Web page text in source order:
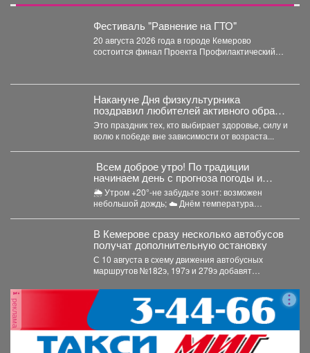
Фестиваль "Равнение на ГТО"
20 августа 2026 года в городе Кемерово
состоится финал Проекта Профилактический
Накануне Дня физкультурника
поздравил любителей активного образа
жизни!
Это праздник тех, кто выбирает здоровье, силу и
волю к победе вне зависимости от возраста...
Всем доброе утро! По традиции
начинаем день с прогноза погоды и
щепотки народной мудрости
🌦 Утром +20°-не забудьте зонт: возможен
небольшой дождь; ☁️ Днём температура
В Кемерове сразу несколько автобусов
получат дополнительную остановку
С 10 августа в схему движения автобусных
маршрутов №182э, 197э и 279э добавят
реклама